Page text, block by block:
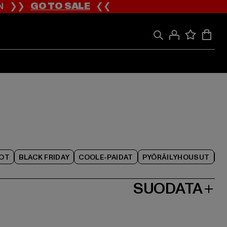
❯❯ GO TO SALE ❮❮
BLACK FRIDAY COOLE-PAIDAT PYÖRÄILYHOUSUT
SUODATA